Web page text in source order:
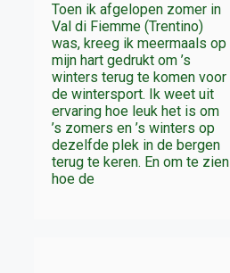
Toen ik afgelopen zomer in
Val di Fiemme (Trentino)
was, kreeg ik meermaals op
mijn hart gedrukt om ’s
winters terug te komen voor
de wintersport. Ik weet uit
ervaring hoe leuk het is om
’s zomers en ’s winters op
dezelfde plek in de bergen
terug te keren. En om te zien
hoe de